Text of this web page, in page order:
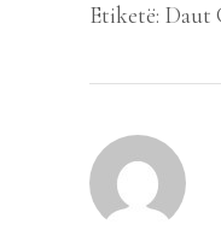
Etiketë: Daut